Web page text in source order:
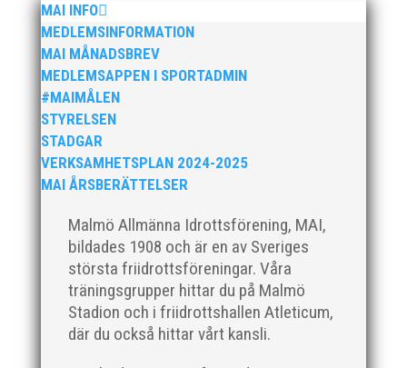
MAI INFO
MEDLEMSINFORMATION
MAI MÅNADSBREV
MEDLEMSAPPEN I SPORTADMIN
#MAIMÅLEN
STYRELSEN
STADGAR
VERKSAMHETSPLAN 2024-2025
MAI ÅRSBERÄTTELSER
Malmö Allmänna Idrottsförening, MAI,
bildades 1908 och är en av Sveriges
största friidrottsföreningar. Våra
träningsgrupper hittar du på Malmö
Stadion och i friidrottshallen Atleticum,
där du också hittar vårt kansli.
När Friidrottssverige samlades för fest gick en
av utmärkelserna till MAI och Kalvinknatet –
Lasses skötebarn i alla år. MAI-delegationen
fick ta emot priset ”Årets pulshöjare”, och
bland annat fanns ordförande Fredrik Wennolf
på plats för att ta emot hyllningarna. –...
Som traditionen bjuder så var vi ett helt gäng
löpare från MAI RUNNERS som sprang det